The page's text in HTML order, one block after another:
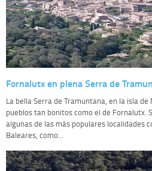
Fornalutx en plena Serra de
La bella Serra de Tramuntana, en la isla
pueblos tan bonitos como el de Fornalutx.
algunas de las más populares localidades
Baleares, como...